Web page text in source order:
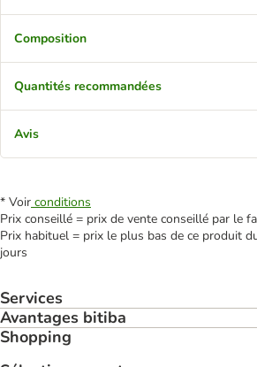
Composition
Quantités recommandées
Avis
* Voir conditions
Prix conseillé = prix de vente conseillé par le
Prix habituel = prix le plus bas de ce produit
jours
Services
Avantages bitiba
Shopping